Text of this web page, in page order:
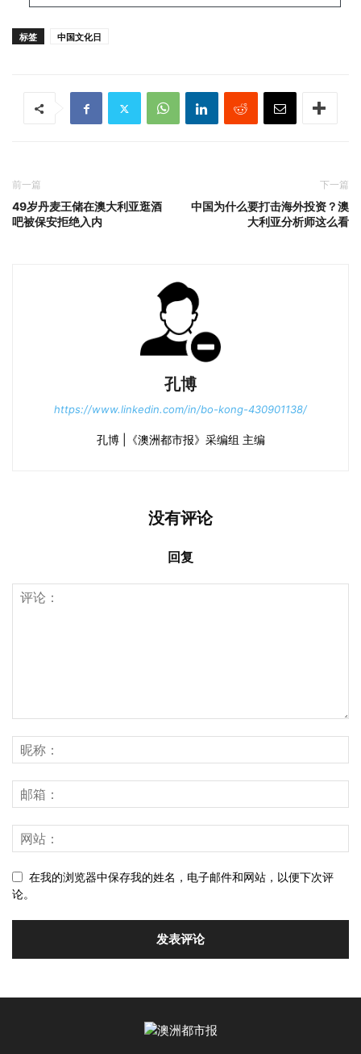
标签 中国文化日
前一篇
49岁丹麦王储在澳大利亚逛酒
吧被保安拒绝入内
下一篇
中国为什么要打击海外投资？澳
大利亚分析师这么看
孔博
https://www.linkedin.com/in/bo-kong-430901138/
孔博 |《澳洲都市报》采编组 主编
没有评论
回复
在我的浏览器中保存我的姓名，电子邮件和网站，以便下次评
论。